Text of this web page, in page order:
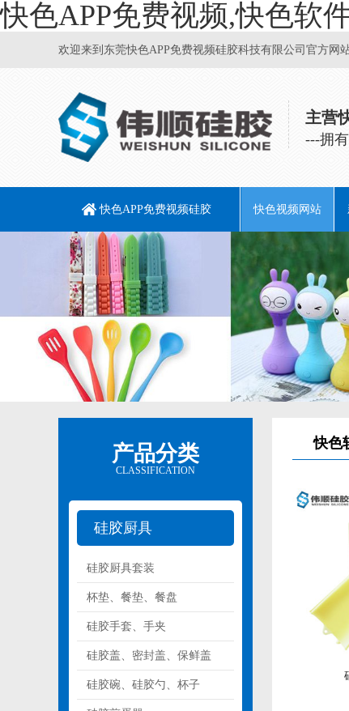
快色APP免费视频,快色软
欢迎来到东莞快色APP免费视频硅胶科技有限公司官方网站
主营
---拥
快色APP免费视频硅胶 快色视频网站
硅胶厨具
快色软件下载
硅胶居家日用
品
硅胶儿童用品
硅胶烘焙DIY
模具
硅胶宠物用品
硅胶个人护理
硅胶电子产品
和配件
产品分类
CLASSIFICATION
硅胶厨具
硅胶厨具套装
杯垫、餐垫、餐盘
硅胶手套、手夹
硅胶盖、密封盖、保鲜盖
硅胶碗、硅胶勺、杯子
快色